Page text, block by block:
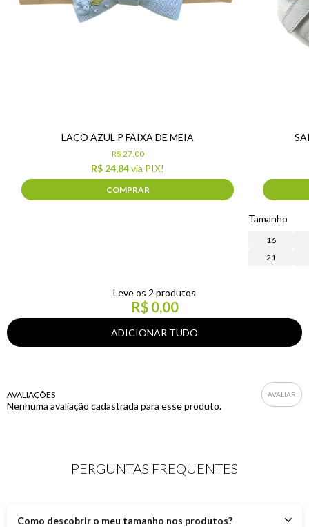
LAÇO AZUL P FAIXA DE MEIA
R$ 24,84via PIX!
R$ 27,00
COMPRAR
Tamanho
16
21
Leve os 2 produtos
R$ 0,00
AVALIAÇÕES
Nenhuma avaliação cadastrada para esse produto.
PERGUNTAS FREQUENTES
Como descobrir o meu tamanho nos produtos?